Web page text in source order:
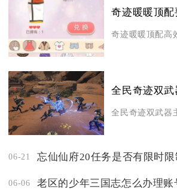
奇迹暖暖顶配高
全民奇迹双武器
06-21 忘仙仙府20任务是否有限时限
06-06 老区的少年三国志怎么办理账